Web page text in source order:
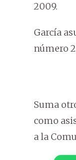
2009.
García
número
Suma
como
a la